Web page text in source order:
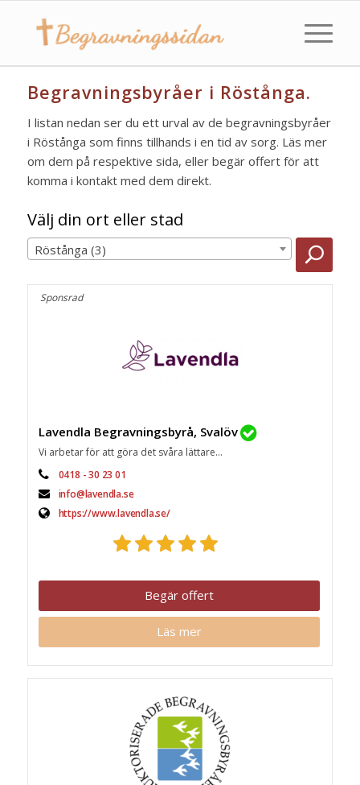
Begravningsbyråer i Röstånga.
I listan nedan ser du ett urval av de begravningsbyråer
i Röstånga som finns tillhands i en tid av sorg. Läs mer
om dem på respektive sida, eller begär offert för att
komma i kontakt med dem direkt.
Välj din ort eller stad
Röstånga (3)
Sponsrad
Lavendla Begravningsbyrå, Svalöv
Vi arbetar för att göra det svåra lättare...
0418 - 30 23 01
info@lavendla.se
https://www.lavendla.se/
Begär offert
Läs mer